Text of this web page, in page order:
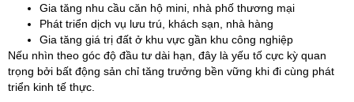
Gia tăng nhu cầu căn hộ mini, nhà phố thương mại
Phát triển dịch vụ lưu trú, khách sạn, nhà hàng
Gia tăng giá trị đất ở khu vực gần khu công nghiệp
Nếu nhìn theo góc độ đầu tư dài hạn, đây là yếu tố cực kỳ quan
trọng bởi bất động sản chỉ tăng trưởng bền vững khi đi cùng phát
triển kinh tế thực.